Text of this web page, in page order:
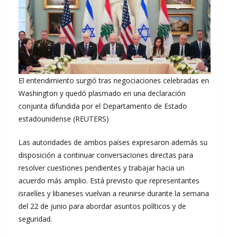
El entendimiento surgió tras negociaciones celebradas en
Washington y quedó plasmado en una declaración
conjunta difundida por el Departamento de Estado
estadounidense (REUTERS)
Las autoridades de ambos países expresaron además su
disposición a continuar conversaciones directas para
resolver cuestiones pendientes y trabajar hacia un
acuerdo más amplio. Está previsto que representantes
israelíes y libaneses vuelvan a reunirse durante la semana
del 22 de junio para abordar asuntos políticos y de
seguridad.